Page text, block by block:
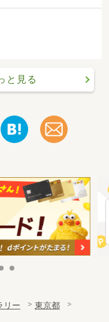
と見る
リー
東京都